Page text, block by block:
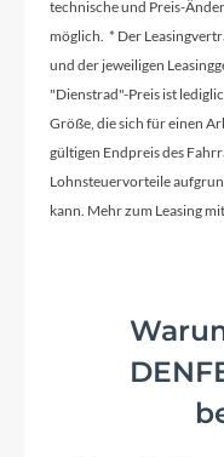
technische und Preis-
möglich. * Der
und der jeweiligen
"Dienstrad"-Preis ist
Größe, die sich für einen
gültigen Endpreis des
Lohnsteuervorteile
kann. Mehr zum Leasing